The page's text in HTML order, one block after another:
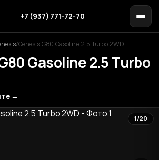
+7 (937) 771-72-70
/Genesis G80 Gasoline 2.5 Turbo 2WD
Gasoline 2.5 Turbo
→
1/20